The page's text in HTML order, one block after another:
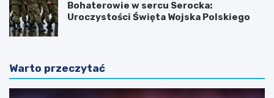
Bohaterowie w sercu Serocka:
Uroczystości Święta Wojska Polskiego
Warto przeczytać